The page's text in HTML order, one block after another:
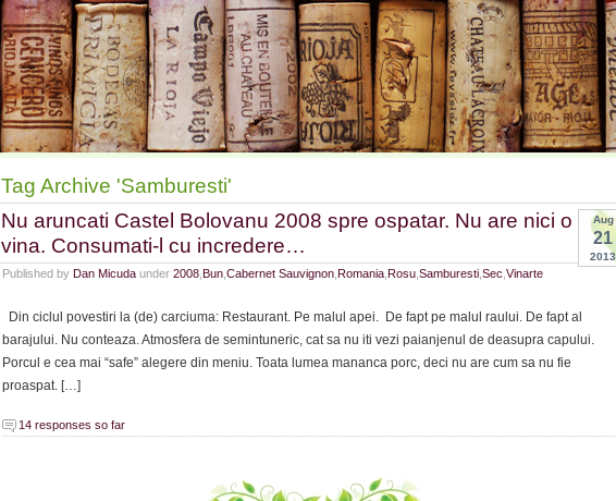
Tag Archive 'Samburesti'
Aug
21
2013
Nu aruncati Castel Bolovanu 2008 spre ospatar. Nu are nici o
vina. Consumati-l cu incredere…
Published by Dan Micuda under 2008 Bun Cabernet Sauvignon Romania Rosu Samburesti Sec Vinarte
Din ciclul povestiri la (de) carciuma: Restaurant. Pe malul apei. De fapt pe malul raului. De fapt al
barajului. Nu conteaza. Atmosfera de semintuneric, cat sa nu iti vezi paianjenul de deasupra capului.
Porcul e cea mai “safe” alegere din meniu. Toata lumea mananca porc, deci nu are cum sa nu fie
proaspat. […]
14 responses so far